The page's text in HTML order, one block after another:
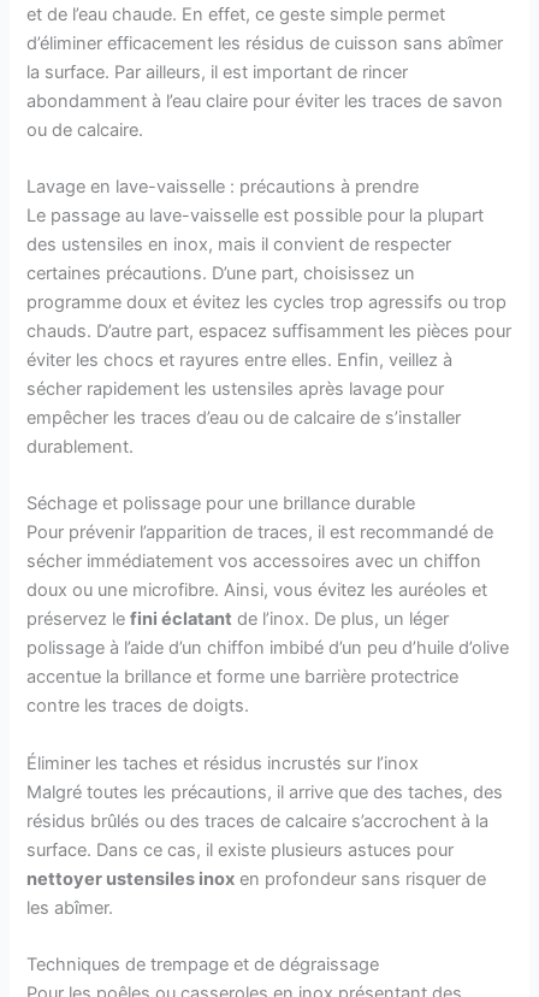
et de l’eau chaude. En effet, ce geste simple permet
d’éliminer efficacement les résidus de cuisson sans abîmer
la surface. Par ailleurs, il est important de rincer
abondamment à l’eau claire pour éviter les traces de savon
ou de calcaire.
Lavage en lave-vaisselle : précautions à prendre
Le passage au lave-vaisselle est possible pour la plupart
des ustensiles en inox, mais il convient de respecter
certaines précautions. D’une part, choisissez un
programme doux et évitez les cycles trop agressifs ou trop
chauds. D’autre part, espacez suffisamment les pièces pour
éviter les chocs et rayures entre elles. Enfin, veillez à
sécher rapidement les ustensiles après lavage pour
empêcher les traces d’eau ou de calcaire de s’installer
durablement.
Séchage et polissage pour une brillance durable
Pour prévenir l’apparition de traces, il est recommandé de
sécher immédiatement vos accessoires avec un chiffon
doux ou une microfibre. Ainsi, vous évitez les auréoles et
préservez lefini éclatant de l’inox. De plus, un léger
polissage à l’aide d’un chiffon imbibé d’un peu d’huile d’olive
accentue la brillance et forme une barrière protectrice
contre les traces de doigts.
Éliminer les taches et résidus incrustés sur l’inox
Malgré toutes les précautions, il arrive que des taches, des
résidus brûlés ou des traces de calcaire s’accrochent à la
surface. Dans ce cas, il existe plusieurs astuces pour
nettoyer ustensiles inox en profondeur sans risquer de
les abîmer.
Techniques de trempage et de dégraissage